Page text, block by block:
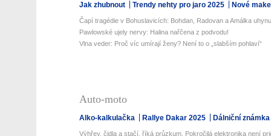
Jak zhubnout Trendy nehty pro jaro 2025 Nové
Čapí tragédie v Bohuslavicích: Bohdan, Radovan a Amálka
Pawlowské ujely nervy: Halina nařčena z podvodu!
Vlna veder: Proč víc umírají ženy? Není to o „slabším pohlaví“
Auto-moto
Alko-kalkulačka Rallye Dakar 2025 Dálniční
Výhřev, čidla a stačí, říká průzkum. Pokročilá elektronika není